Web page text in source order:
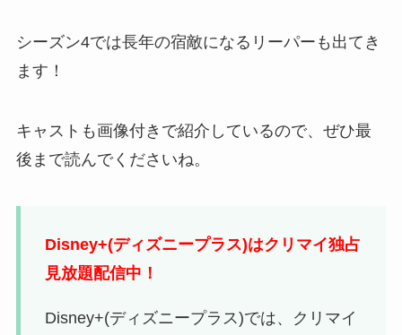
シーズン4では長年の宿敵になるリーパーも出てき
ます！
キャストも画像付きで紹介しているので、ぜひ最
後まで読んでくださいね。
Disney+(ディズニープラス)はクリマイ独占
見放題配信中！
Disney+(ディズニープラス)では、クリマイ